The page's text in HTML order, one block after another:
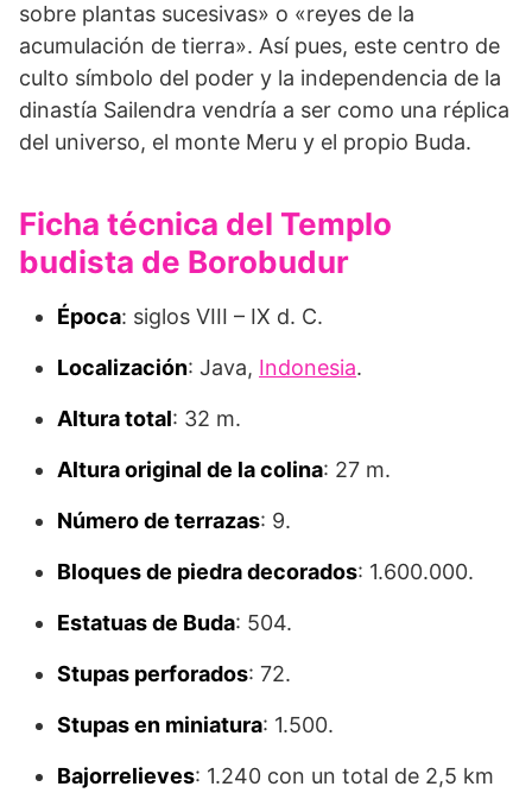
sobre plantas sucesivas» o «reyes de la
acumulación de tierra». Así pues, este centro de
culto símbolo del poder y la independencia de la
dinastía Sailendra vendría a ser como una réplica
del universo, el monte Meru y el propio Buda.
Ficha técnica del Templo
budista de Borobudur
Época: siglos VIII – IX d. C.
Localización: Java, Indonesia.
Altura total: 32 m.
Altura original de la colina: 27 m.
Número de terrazas: 9.
Bloques de piedra decorados: 1.600.000.
Estatuas de Buda: 504.
Stupas perforados: 72.
Stupas en miniatura: 1.500.
Bajorrelieves: 1.240 con un total de 2,5 km